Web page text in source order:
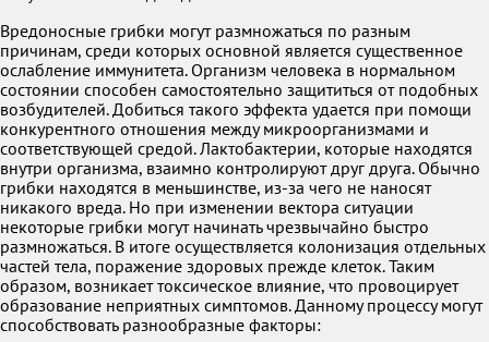
Вредоносные грибки могут размножаться по разным
причинам, среди которых основной является существенное
ослабление иммунитета. Организм человека в нормальном
состоянии способен самостоятельно защититься от подобных
возбудителей. Добиться такого эффекта удается при помощи
конкурентного отношения между микроорганизмами и
соответствующей средой. Лактобактерии, которые находятся
внутри организма, взаимно контролируют друг друга. Обычно
грибки находятся в меньшинстве, из-за чего не наносят
никакого вреда. Но при изменении вектора ситуации
некоторые грибки могут начинать чрезвычайно быстро
размножаться. В итоге осуществляется колонизация отдельных
частей тела, поражение здоровых прежде клеток. Таким
образом, возникает токсическое влияние, что провоцирует
образование неприятных симптомов. Данному процессу могут
способствовать разнообразные факторы: